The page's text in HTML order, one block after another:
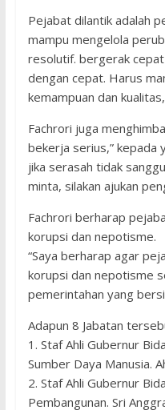
Pejabat dilantik adalah
mampu mengelola
resolutif. bergerak
dengan cepat. Harus
kemampuan dan
Fachrori juga
bekerja serius,” kepada
jika serasah tidak
minta, silakan ajukan
Fachrori berharap
korupsi dan nepotisme.
“Saya berharap agar
korupsi dan nepotisme
pemerintahan yang
Adapun 8 Jabatan
1. Staf Ahli Gubernur
Sumber Daya Manusia.
2. Staf Ahli Gubernur
Pembangunan. Sri